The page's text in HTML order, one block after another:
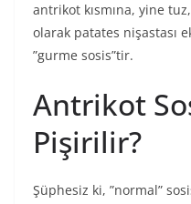
antrikot kısmına, yine
olarak patates nişastası
”gurme sosis”tir.
Antrikot
Pişirilir?
Şüphesiz ki, ”normal”